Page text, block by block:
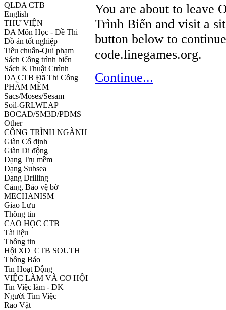
QLDA CTB
English
THƯ VIỆN
ĐA Môn Học - Đề Thi
Đồ án tốt nghiệp
Tiêu chuẩn-Qui phạm
Sách Công trình biển
Sách KThuật Ctrình
DA CTB Đã Thi Công
PHẦM MỀM
Sacs/Moses/Sesam
Soil-GRLWEAP
BOCAD/SM3D/PDMS
Other
CÔNG TRÌNH NGÀNH
Giàn Cố định
Giàn Di động
Dạng Trụ mềm
Dạng Subsea
Dạng Drilling
Cảng, Bảo vệ bờ
MECHANISM
Giao Lưu
Thông tin
CAO HỌC CTB
Tài liệu
Thông tin
Hội XD_CTB SOUTH
Thông Báo
Tin Hoạt Động
VIỆC LÀM VÀ CƠ HỘI
Tin Việc làm - DK
Người Tìm Việc
Rao Vặt
You are about to leave
Trình Biển and visit a
button below to
code.linegames.org.
Continue...